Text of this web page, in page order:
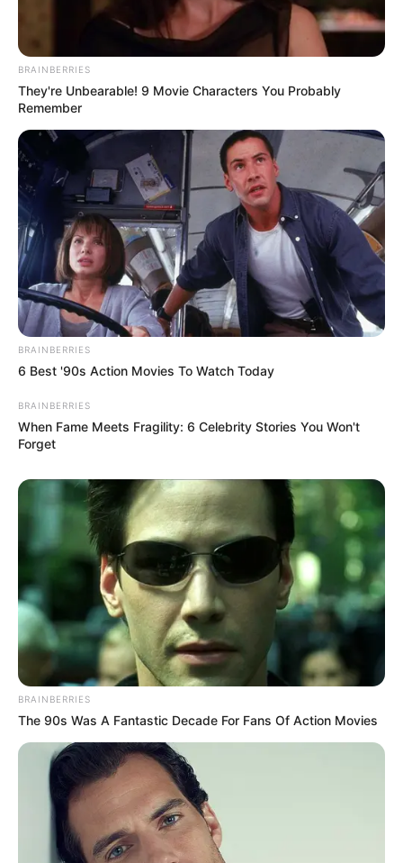
BRAINBERRIES
They're Unbearable! 9 Movie Characters You Probably
Remember
BRAINBERRIES
6 Best '90s Action Movies To Watch Today
BRAINBERRIES
When Fame Meets Fragility: 6 Celebrity Stories You Won't
Forget
BRAINBERRIES
The 90s Was A Fantastic Decade For Fans Of Action Movies